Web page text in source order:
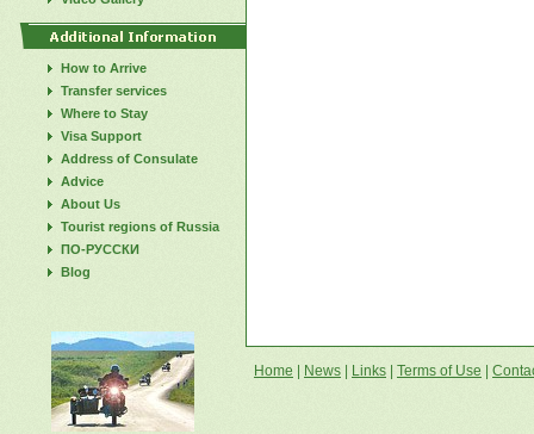
How to Arrive
Transfer services
Where to Stay
Visa Support
Address of Consulate
Advice
About Us
Tourist regions of Russia
ПО-РУССКИ
Blog
Home News Links Terms of Use